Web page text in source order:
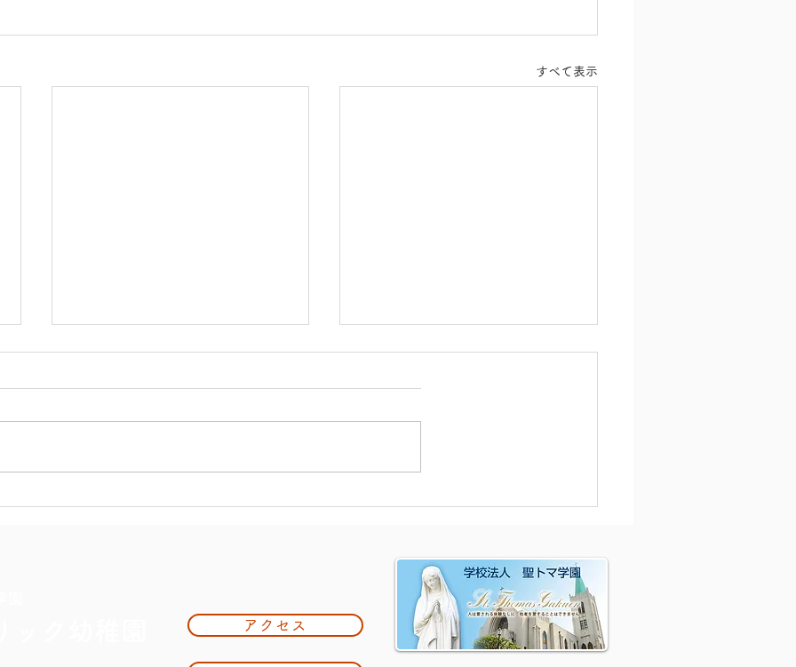
すべて表示
２月号園だよりの言葉 12月号園だよりの言葉
アクセス